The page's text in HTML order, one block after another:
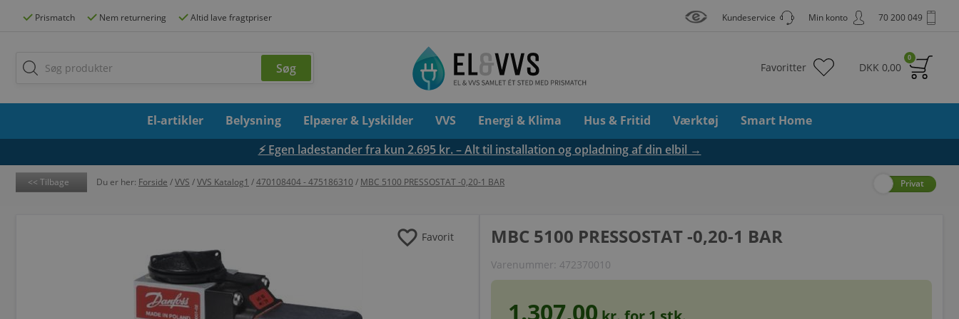
Prismatch Nem returnering Altid lave fragtpriser 70 200 049
Min konto
Kundeservice
0
DKK 0,00
Favoritter
El-artikler Belysning Elpærer & Lyskilder VVS Energi & Klima Hus & Fritid Værktøj
Smart Home
⚡ Egen ladestander fra kun 2.695 kr. – Alt til installation og opladning af din elbil →
Tilbage Du er her: Forside /VVS /VVS Katalog1 /470108404 - 475186310 / MBC 5100 PRESSOSTAT -0,20-1 BAR Privat
favorite Favorit MBC 5100 PRESSOSTAT -0,20-1 BAR
Varenummer: 472370010
1.307,00